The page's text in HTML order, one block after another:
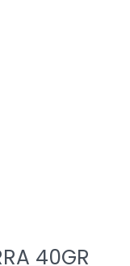
40GR